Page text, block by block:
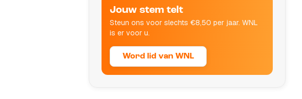
Jouw stem telt
Steun ons voor slechts €8,50 per jaar. WNL
is er voor u.
Word lid van WNL